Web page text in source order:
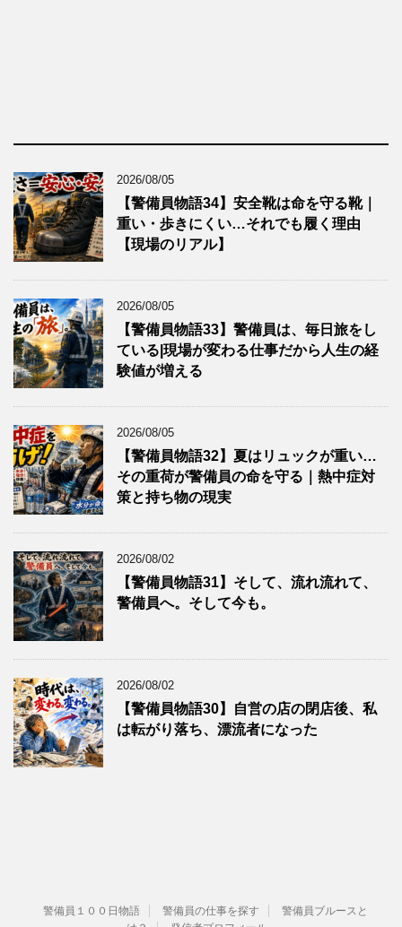
2026/08/05
【警備員物語34】安全靴は命を守る靴｜
重い・歩きにくい…それでも履く理由
【現場のリアル】
2026/08/05
【警備員物語33】警備員は、毎日旅をし
ている|現場が変わる仕事だから人生の経
験値が増える
2026/08/05
【警備員物語32】夏はリュックが重い…
その重荷が警備員の命を守る｜熱中症対
策と持ち物の現実
2026/08/02
【警備員物語31】そして、流れ流れて、
警備員へ。そして今も。
2026/08/02
【警備員物語30】自営の店の閉店後、私
は転がり落ち、漂流者になった
警備員１００日物語 警備員の仕事を探す
警備員ブルースと